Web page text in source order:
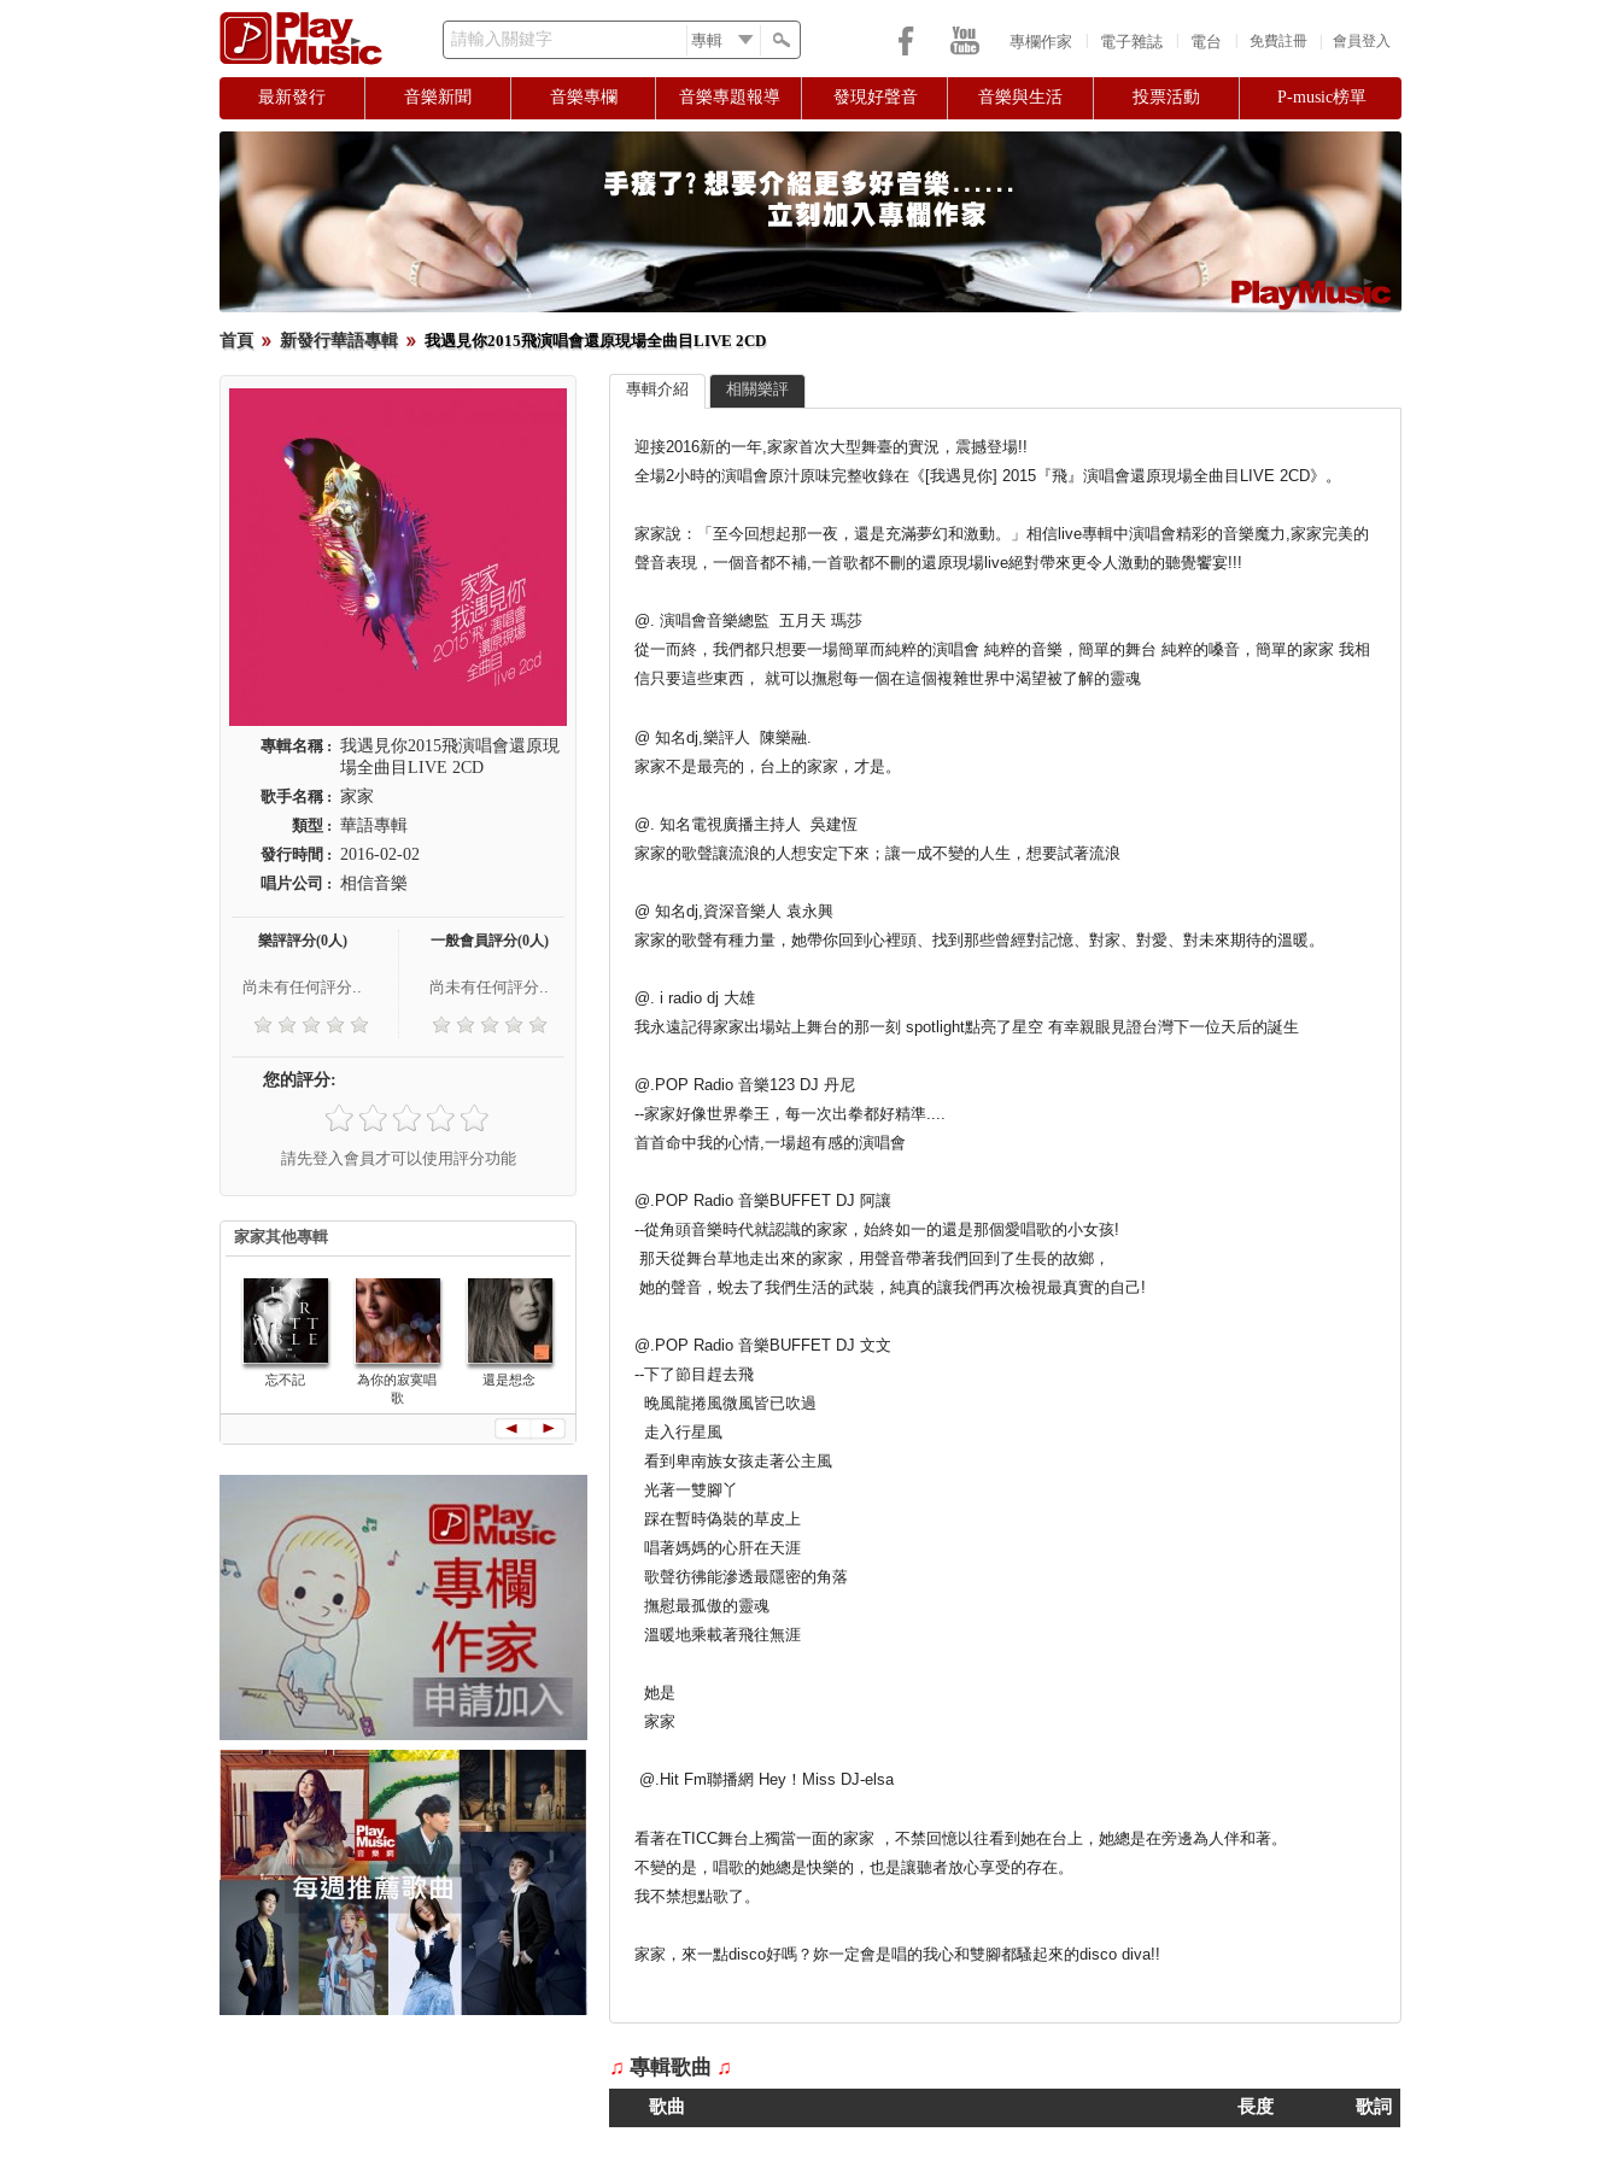
請輸入關鍵字 會員登入
免費註冊
專欄作家 電子雜誌 電台
最新發行 音樂新聞 音樂專欄 音樂專題報導 發現好聲音 音樂與生活 投票活動 P-music榜單
首頁 新發行華語專輯 我遇見你2015飛演唱會還原現場全曲目LIVE 2CD
專輯名稱 : 我遇見你2015飛演唱會還原現
場全曲目LIVE 2CD
歌手名稱 : 家家
類型 : 華語專輯
發行時間 : 2016-02-02
唱片公司 : 相信音樂
樂評評分(0人)
尚未有任何評分..
一般會員評分(0人)
尚未有任何評分..
您的評分:
請先登入會員才可以使用評分功能
家家其他專輯
忘不記
為你的寂寞唱
歌
還是想念 我想要的 你給我的
專輯介紹 相關樂評
迎接2016新的一年,家家首次大型舞臺的實況，震撼登場!!
全場2小時的演唱會原汁原味完整收錄在《[我遇見你] 2015『飛』演唱會還原現場全曲目LIVE 2CD》。
家家說：「至今回想起那一夜，還是充滿夢幻和激動。」相信live專輯中演唱會精彩的音樂魔力,家家完美的
聲音表現，一個音都不補,一首歌都不刪的還原現場live絕對帶來更令人激動的聽覺饗宴!!!
@. 演唱會音樂總監 五月天 瑪莎
從一而終，我們都只想要一場簡單而純粹的演唱會 純粹的音樂，簡單的舞台 純粹的嗓音，簡單的家家 我相
信只要這些東西， 就可以撫慰每一個在這個複雜世界中渴望被了解的靈魂
@ 知名dj,樂評人 陳樂融.
家家不是最亮的，台上的家家，才是。
@. 知名電視廣播主持人 吳建恆
家家的歌聲讓流浪的人想安定下來；讓一成不變的人生，想要試著流浪
@ 知名dj,資深音樂人 袁永興
家家的歌聲有種力量，她帶你回到心裡頭、找到那些曾經對記憶、對家、對愛、對未來期待的溫暖。
@. i radio dj 大雄
我永遠記得家家出場站上舞台的那一刻 spotlight點亮了星空 有幸親眼見證台灣下一位天后的誕生
@.POP Radio 音樂123 DJ 丹尼
--家家好像世界拳王，每一次出拳都好精準....
首首命中我的心情,一場超有感的演唱會
@.POP Radio 音樂BUFFET DJ 阿讓
--從角頭音樂時代就認識的家家，始終如一的還是那個愛唱歌的小女孩!
那天從舞台草地走出來的家家，用聲音帶著我們回到了生長的故鄉，
她的聲音，蛻去了我們生活的武裝，純真的讓我們再次檢視最真實的自己!
@.POP Radio 音樂BUFFET DJ 文文
--下了節目趕去飛
晚風龍捲風微風皆已吹過
走入行星風
看到卑南族女孩走著公主風
光著一雙腳丫
踩在暫時偽裝的草皮上
唱著媽媽的心肝在天涯
歌聲彷彿能滲透最隱密的角落
撫慰最孤傲的靈魂
溫暖地乘載著飛往無涯
她是
家家
@.Hit Fm聯播網 Hey！Miss DJ-elsa
看著在TICC舞台上獨當一面的家家 ，不禁回憶以往看到她在台上，她總是在旁邊為人伴和著。
不變的是，唱歌的她總是快樂的，也是讓聽者放心享受的存在。
我不禁想點歌了。
家家，來一點disco好嗎？妳一定會是唱的我心和雙腳都騷起來的disco diva!!
♫ 專輯歌曲 ♫
歌曲 長度 歌詞